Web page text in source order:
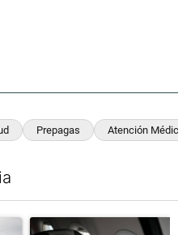
Prepagas Atención Médica
el título "Dónde serán los cortes
Un artículo de tendencia